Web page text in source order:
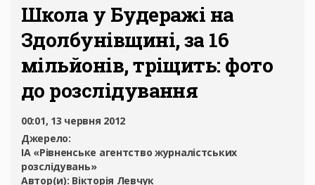
Школа у Будеражі на
Здолбунівщині, за 16
мільйонів, тріщить: фото
до розслідування
00:01, 13 червня 2012
Джерело:
ІА «Рівненське агентство журналістських
розслідувань»
Автор(и): Вікторія Левчук